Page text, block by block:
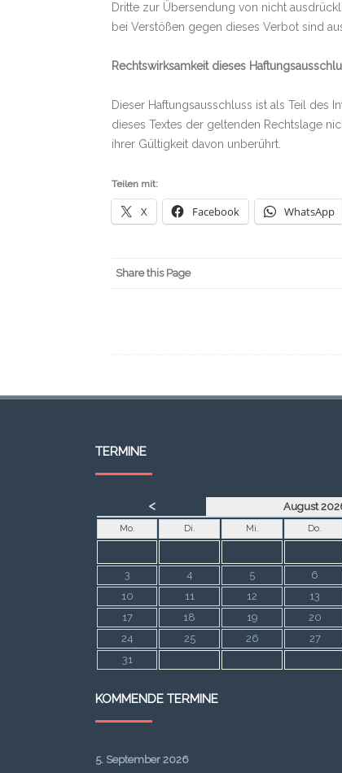
Dritte zur Übersendung von nicht
bei Verstößen gegen dieses Verbot sind
Rechtswirksamkeit dieses
Dieser Haftungsausschluss ist als Teil des
dieses Textes der geltenden Rechtslage
ihrer Gültigkeit davon unberührt.
Teilen mit:
X Facebook WhatsApp
Share this Page
TERMINE
< August
Mo. Di. Mi. Do.
3 4 5 6
10
11 12 13
17
18 19 20
24
25 26 27
31
KOMMENDE TERMINE
5. September 2026